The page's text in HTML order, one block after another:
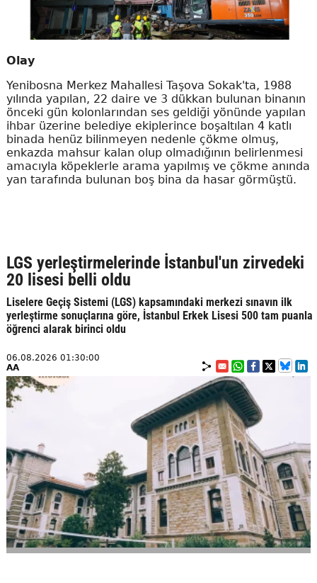
Olay
Yenibosna Merkez Mahallesi Taşova Sokak'ta, 1988
yılında yapılan, 22 daire ve 3 dükkan bulunan binanın
önceki gün kolonlarından ses geldiği yönünde yapılan
ihbar üzerine belediye ekiplerince boşaltılan 4 katlı
binada henüz bilinmeyen nedenle çökme olmuş,
enkazda mahsur kalan olup olmadığının belirlenmesi
amacıyla köpeklerle arama yapılmış ve çökme anında
yan tarafında bulunan boş bina da hasar görmüştü.
LGS yerleştirmelerinde İstanbul'un zirvedeki
20 lisesi belli oldu
Liselere Geçiş Sistemi (LGS) kapsamındaki merkezi sınavın ilk
yerleştirme sonuçlarına göre, İstanbul Erkek Lisesi 500 tam puanla
öğrenci alarak birinci oldu
06.08.2026 01:30:00
AA